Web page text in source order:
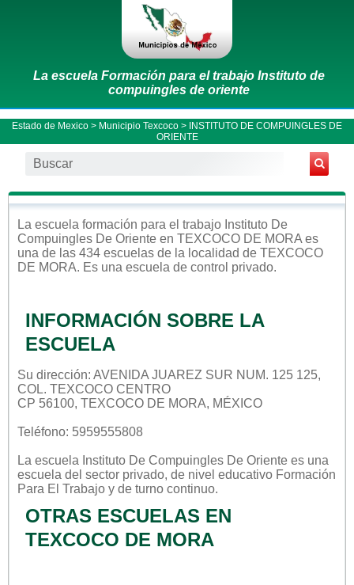
La escuela Formación para el trabajo Instituto de
compuingles de oriente
Estado de Mexico > Municipio Texcoco > INSTITUTO DE COMPUINGLES DE
ORIENTE
La escuela formación para el trabajo Instituto De
Compuingles De Oriente en TEXCOCO DE MORA es
una de las 434 escuelas de la localidad de TEXCOCO
DE MORA. Es una escuela de control privado.
INFORMACIÓN SOBRE LA
ESCUELA
Su dirección: AVENIDA JUAREZ SUR NUM. 125 125,
COL. TEXCOCO CENTRO
CP 56100, TEXCOCO DE MORA, MÉXICO
Teléfono: 5959555808
La escuela Instituto De Compuingles De Oriente es una
escuela del sector privado, de nivel educativo Formación
Para El Trabajo y de turno continuo.
OTRAS ESCUELAS EN
TEXCOCO DE MORA